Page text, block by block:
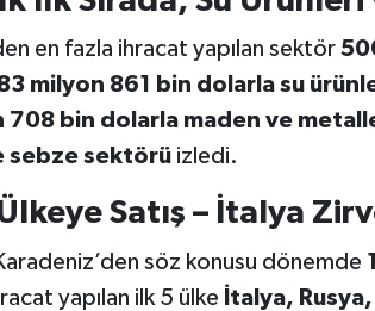
en fazla ihracat yapılan sektör
milyon 861 bin dolarla su
708 bin dolarla maden ve
sebze sektörüizledi.
Satış – İtalya
söz konusu dönemde
yapılan ilk 5 ülke İtalya,